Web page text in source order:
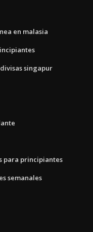
en malasia
singapur
para principiantes
semanales